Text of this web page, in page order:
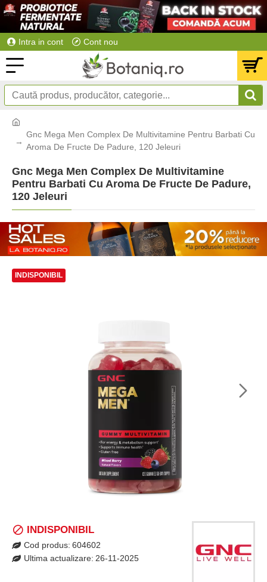
Intra in cont Cont nou
Gnc Mega Men Complex De Multivitamine Pentru Barbati Cu
Aroma De Fructe De Padure, 120 Jeleuri
Gnc Mega Men Complex De Multivitamine
Pentru Barbati Cu Aroma De Fructe De Padure,
120 Jeleuri
INDISPONIBIL
INDISPONIBIL
Cod produs: 604602
Ultima actualizare: 26-11-2025